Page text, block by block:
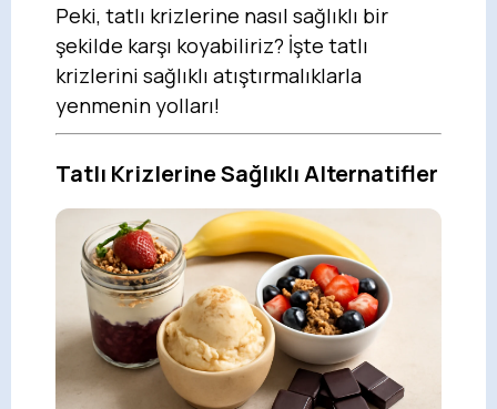
Peki, tatlı krizlerine nasıl sağlıklı bir
şekilde karşı koyabiliriz? İşte tatlı
krizlerini sağlıklı atıştırmalıklarla
yenmenin yolları!
Tatlı Krizlerine Sağlıklı Alternatifler